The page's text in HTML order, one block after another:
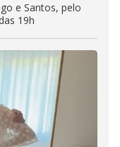
e Santos, pelo
19h